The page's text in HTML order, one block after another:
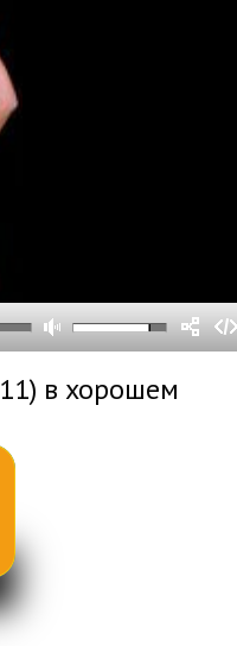
в хорошем